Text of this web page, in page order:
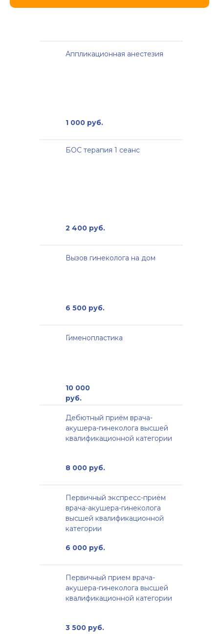
Аппликационная анестезия
1 000 руб.
2 400 руб.
БОС терапия 1 сеанс
6 500 руб.
Вызов гинеколога на дом
10 000
руб.
Гименопластика
8 000 руб.
Дебютный приём врача-
акушера-гинеколога высшей
квалификационной категории
6 000 руб.
Первичный экспресс-приём
врача-акушера-гинеколога
высшей квалификационной
категории
3 500 руб.
Первичный прием врача-
акушера-гинеколога высшей
квалификационной категории